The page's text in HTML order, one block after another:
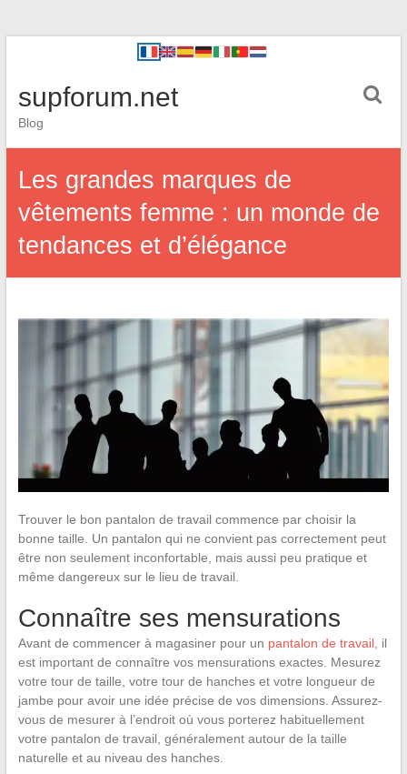
supforum.net
Blog
Les grandes marques de
vêtements femme : un monde de
tendances et d’élégance
Trouver le bon pantalon de travail commence par choisir la
bonne taille. Un pantalon qui ne convient pas correctement peut
être non seulement inconfortable, mais aussi peu pratique et
même dangereux sur le lieu de travail.
Connaître ses mensurations
Avant de commencer à magasiner pour un pantalon de travail, il
est important de connaître vos mensurations exactes. Mesurez
votre tour de taille, votre tour de hanches et votre longueur de
jambe pour avoir une idée précise de vos dimensions. Assurez-
vous de mesurer à l’endroit où vous porterez habituellement
votre pantalon de travail, généralement autour de la taille
naturelle et au niveau des hanches.